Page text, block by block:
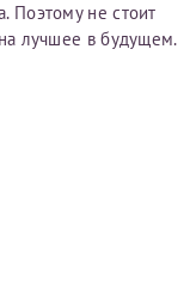
Поэтому не стоит
лучшее в будущем.